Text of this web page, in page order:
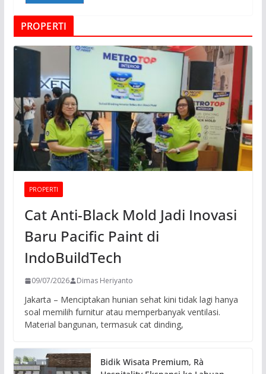
PROPERTI
PROPERTI
Cat Anti-Black Mold Jadi Inovasi
Baru Pacific Paint di
IndoBuildTech
09/07/2026 Dimas Heriyanto
Jakarta – Menciptakan hunian sehat kini tidak lagi hanya
soal memilih furnitur atau memperbanyak ventilasi.
Material bangunan, termasuk cat dinding,
Bidik Wisata Premium, Rà